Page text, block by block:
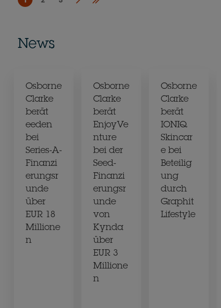
News
Osborne
Clarke
berät
eeden
bei
Series-A-
Finanzi
erungsr
unde
über
EUR 18
Millione
n
Osborne
Clarke
berät
EnjoyVe
nture
bei der
Seed-
Finanzi
erungsr
unde
von
Kynda
über
EUR 3
Millione
n
Osborne
Clarke
berät
IONIQ
Skincar
e bei
Beteilig
ung
durch
Graphit
Lifestyle